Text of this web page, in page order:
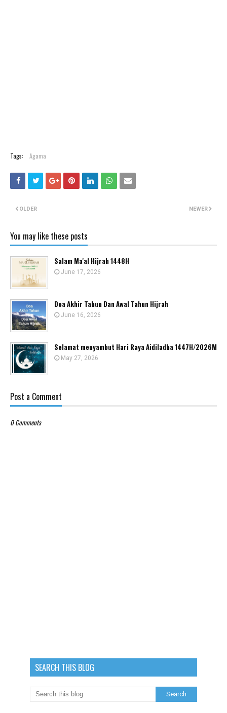
Tags: Agama
NEWER
OLDER
You may like these posts
Salam Ma'al Hijrah 1448H
June 17, 2026
Doa Akhir Tahun Dan Awal Tahun Hijrah
June 16, 2026
Selamat menyambut Hari Raya Aidiladha 1447H/2026M
May 27, 2026
Post a Comment
0 Comments
SEARCH THIS BLOG